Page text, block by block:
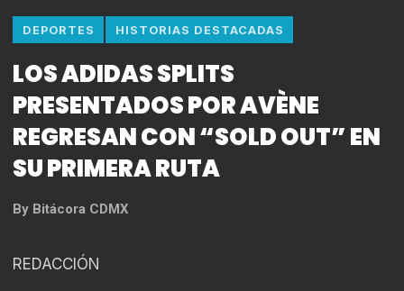
DEPORTES HISTORIAS DESTACADAS
LOS ADIDAS SPLITS
PRESENTADOS POR AVÈNE
REGRESAN CON “SOLD OUT” EN
SU PRIMERA RUTA
By Bitácora CDMX
REDACCIÓN